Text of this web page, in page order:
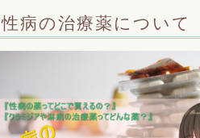
性病の治療薬について